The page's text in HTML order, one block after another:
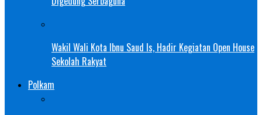
Wakil Wali Kota Ibnu Saud Is, Hadir Kegiatan Open House
Sekolah Rakyat
Polkam